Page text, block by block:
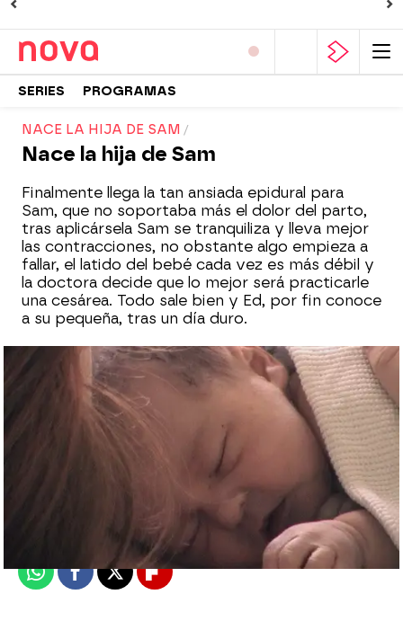
SERIES PROGRAMAS
NACE LA HIJA DE SAM
Nace la hija de Sam
Finalmente llega la tan ansiada epidural para
Sam, que no soportaba más el dolor del parto,
tras aplicársela Sam se tranquiliza y lleva mejor
las contracciones, no obstante algo empieza a
fallar, el latido del bebé cada vez es más débil y
la doctora decide que lo mejor será practicarle
una cesárea. Todo sale bien y Ed, por fin conoce
a su pequeña, tras un día duro.
11 de octubre de 2010, 17:49
WhatsappFacebook
X Flipboard